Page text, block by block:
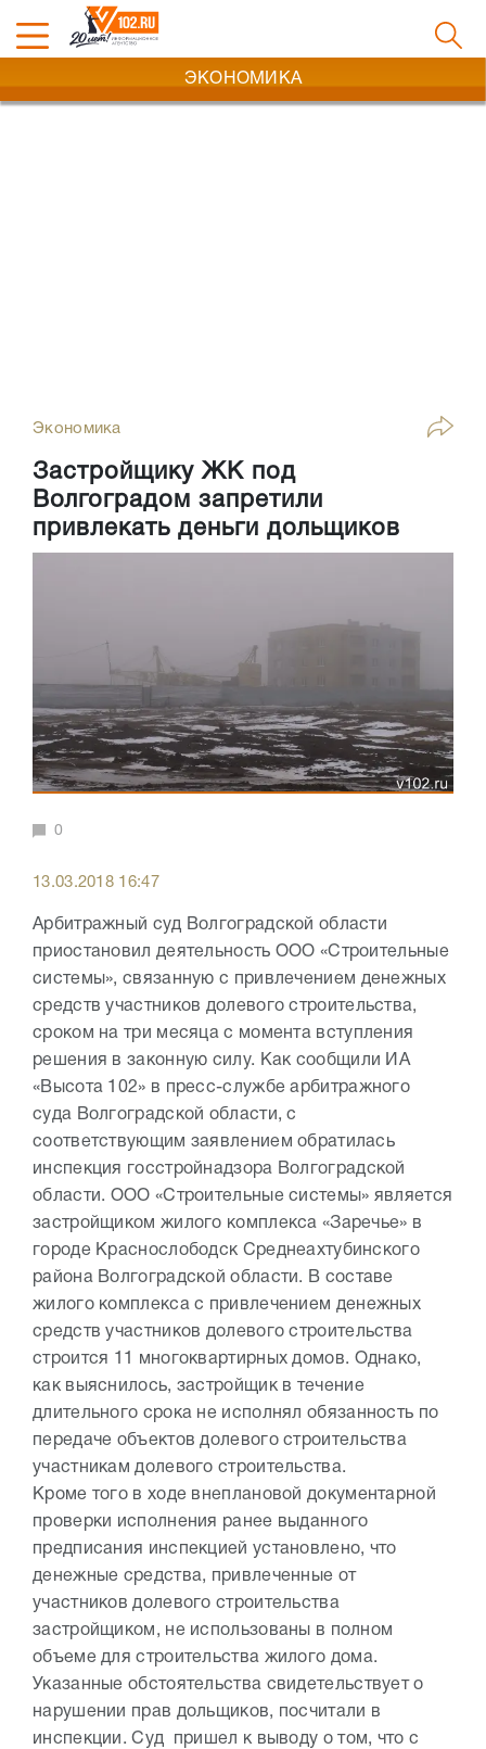
ЭКОНОМИКА
Экономика
Застройщику ЖК под
Волгоградом запретили
привлекать деньги дольщиков
0
13.03.2018 16:47
Арбитражный суд Волгоградской области
приостановил деятельность ООО «Строительные
системы», связанную с привлечением денежных
средств участников долевого строительства,
сроком на три месяца с момента вступления
решения в законную силу. Как сообщили ИА
«Высота 102» в пресс-службе арбитражного
суда Волгоградской области, с
соответствующим заявлением обратилась
инспекция госстройнадзора Волгоградской
области. ООО «Строительные системы» является
застройщиком жилого комплекса «Заречье» в
городе Краснослободск Среднеахтубинского
района Волгоградской области. В составе
жилого комплекса с привлечением денежных
средств участников долевого строительства
строится 11 многоквартирных домов. Однако,
как выяснилось, застройщик в течение
длительного срока не исполнял обязанность по
передаче объектов долевого строительства
участникам долевого строительства.
Кроме того в ходе внеплановой документарной
проверки исполнения ранее выданного
предписания инспекцией установлено, что
денежные средства, привлеченные от
участников долевого строительства
застройщиком, не использованы в полном
объеме для строительства жилого дома.
Указанные обстоятельства свидетельствует о
нарушении прав дольщиков, посчитали в
инспекции. Суд пришел к выводу о том, что с